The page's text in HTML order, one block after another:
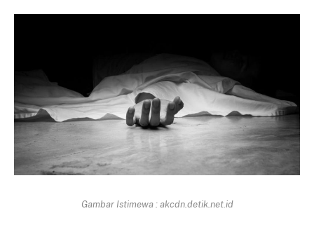
Gambar Istimewa : akcdn.detik.net.id